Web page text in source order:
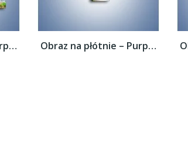
Obraz na płótnie – Purpurowy las i... Obraz na płótnie – Purpurowy las i...